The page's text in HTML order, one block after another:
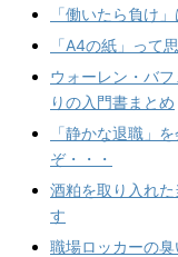
「働いたら負け
「A4の紙」って
ウォーレン・バ
りの入門書まとめ
「静かな退職」
ぞ・・・
酒粕を取り入れ
す
職場ロッカーの